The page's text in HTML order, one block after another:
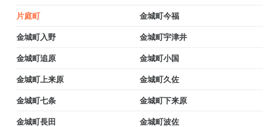
片庭町 金城町今福
金城町入野 金城町宇津井
金城町追原 金城町小国
金城町上来原 金城町久佐
金城町七条 金城町下来原
金城町長田 金城町波佐